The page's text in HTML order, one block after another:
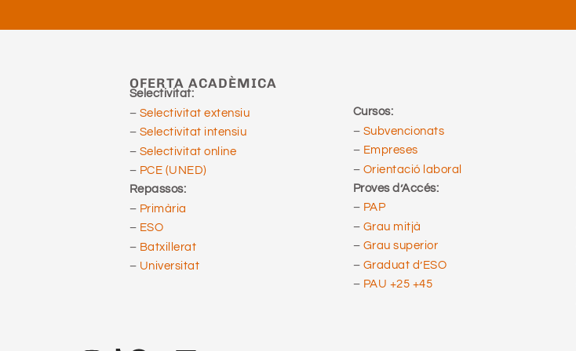
OFERTA ACADÈMICA
Selectivitat:
– Selectivitat extensiu
– Selectivitat intensiu
– Selectivitat online
– PCE (UNED)
Repassos:
– Primària
– ESO
– Batxillerat
– Universitat
Cursos:
– Subvencionats
– Empreses
– Orientació laboral
Proves d’Accés:
– PAP
– Grau mitjà
– Grau superior
– Graduat d’ESO
– PAU +25 +45